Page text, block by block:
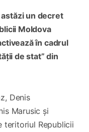
un decret
Moldova
în cadrul
de stat” din
Denis
Marusic și
teritoriul Republicii